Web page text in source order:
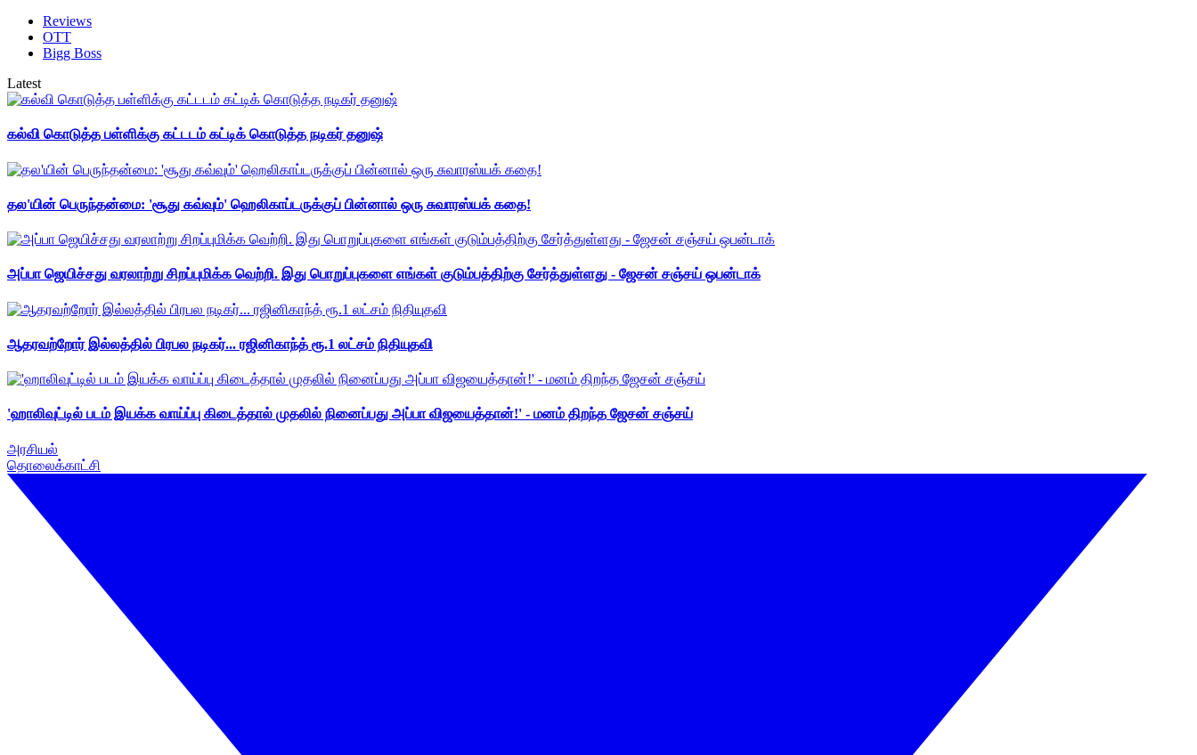
Reviews
OTT
Bigg Boss
Latest
கல்வி கொடுத்த பள்ளிக்கு கட்டடம் கட்டிக் கொடுத்த நடிகர் தனுஷ்
தல'யின் பெருந்தன்மை: 'சூது கவ்வும்' ஹெலிகாப்டருக்குப் பின்னால் ஒரு சுவாரஸ்யக் கதை!
அப்பா ஜெயிச்சது வரலாற்று சிறப்புமிக்க வெற்றி. இது பொறுப்புகளை எங்கள் குடும்பத்திற்கு சேர்த்துள்ளது - ஜேசன் சஞ்சய் ஒபன்டாக்
ஆதரவற்றோர் இல்லத்தில் பிரபல நடிகர்... ரஜினிகாந்த் ரூ.1 லட்சம் நிதியுதவி
'ஹாலிவுட்டில் படம் இயக்க வாய்ப்பு கிடைத்தால் முதலில் நினைப்பது அப்பா விஜயைத்தான்!' - மனம் திறந்த ஜேசன் சஞ்சய்
அரசியல்
தொலைக்காட்சி